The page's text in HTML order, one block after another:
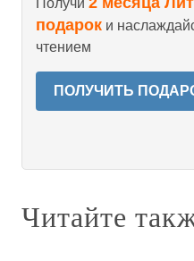
Получи
подарок и
чтением
ПОЛУЧИТЬ
Читайте